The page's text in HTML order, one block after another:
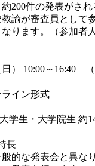
200件の発表がされ
教諭が審査員として
ります。（参加者
） 10:00～16:40 （
イン形式
学生・大学院生 約
長
的な発表会と異な